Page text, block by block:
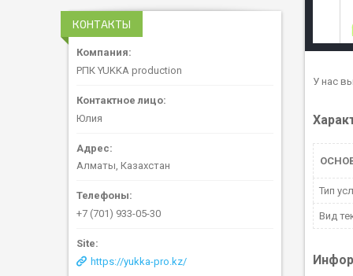
У нас
Тип
Вид
КОНТАКТЫ
РПК YUKKA production
Юлия
Алматы, Казахстан
+7 (701) 933-05-30
https://yukka-pro.kz/